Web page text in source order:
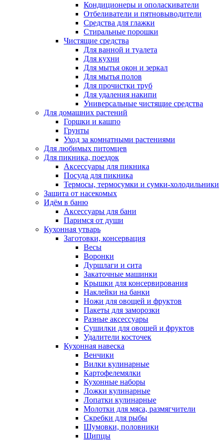
Кондиционеры и ополаскиватели
Отбеливатели и пятновыводители
Средства для глажки
Стиральные порошки
Чистящие средства
Для ванной и туалета
Для кухни
Для мытья окон и зеркал
Для мытья полов
Для прочистки труб
Для удаления накипи
Универсальные чистящие средства
Для домашних растений
Горшки и кашпо
Грунты
Уход за комнатными растениями
Для любимых питомцев
Для пикника, поездок
Аксессуары для пикника
Посуда для пикника
Термосы, термосумки и сумки-холодильники
Защита от насекомых
Идём в баню
Аксессуары для бани
Паримся от души
Кухонная утварь
Заготовки, консервация
Весы
Воронки
Дуршлаги и сита
Закаточные машинки
Крышки для консервирования
Наклейки на банки
Ножи для овощей и фруктов
Пакеты для заморозки
Разные аксессуары
Сушилки для овощей и фруктов
Удалители косточек
Кухонная навеска
Венчики
Вилки кулинарные
Картофелемялки
Кухонные наборы
Ложки кулинарные
Лопатки кулинарные
Молотки для мяса, размягчители
Скребки для рыбы
Шумовки, половники
Щипцы